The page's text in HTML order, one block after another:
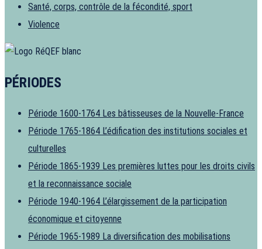
Santé, corps, contrôle de la fécondité, sport
Violence
PÉRIODES
Période 1600-1764 Les bâtisseuses de la Nouvelle-France
Période 1765-1864 L’édification des institutions sociales et
culturelles
Période 1865-1939 Les premières luttes pour les droits civils
et la reconnaissance sociale
Période 1940-1964 L’élargissement de la participation
économique et citoyenne
Période 1965-1989 La diversification des mobilisations